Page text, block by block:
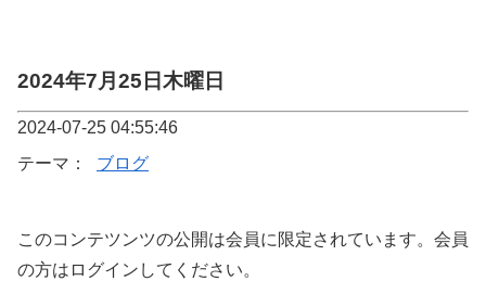
2024年7月25日木曜日
2024-07-25 04:55:46
テーマ：
ブログ
このコンテツンツの公開は会員に限定されています。会員
の方はログインしてください。